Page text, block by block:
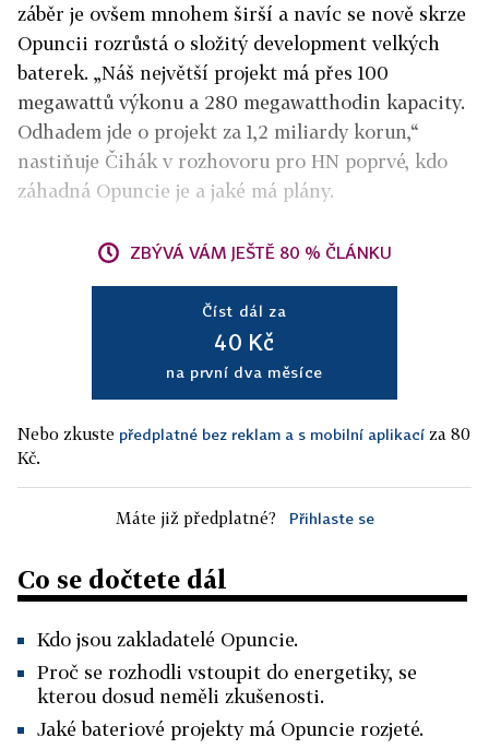
záběr je ovšem mnohem širší a navíc se nově skrze
Opuncii rozrůstá o složitý development velkých
baterek. „Náš největší projekt má přes 100
megawattů výkonu a 280 megawatthodin kapacity.
Odhadem jde o projekt za 1,2 miliardy korun,“
nastiňuje Čihák v rozhovoru pro HN poprvé, kdo
záhadná Opuncie je a jaké má plány.
ZBÝVÁ VÁM JEŠTĚ 80 % ČLÁNKU
Číst dál za
40 Kč
na první dva měsíce
Nebo zkuste předplatné bez reklam a s mobilní aplikací za 80
Kč.
Máte již předplatné? Přihlaste se
Co se dočtete dál
Kdo jsou zakladatelé Opuncie.
Proč se rozhodli vstoupit do energetiky, se
kterou dosud neměli zkušenosti.
Jaké bateriové projekty má Opuncie rozjeté.